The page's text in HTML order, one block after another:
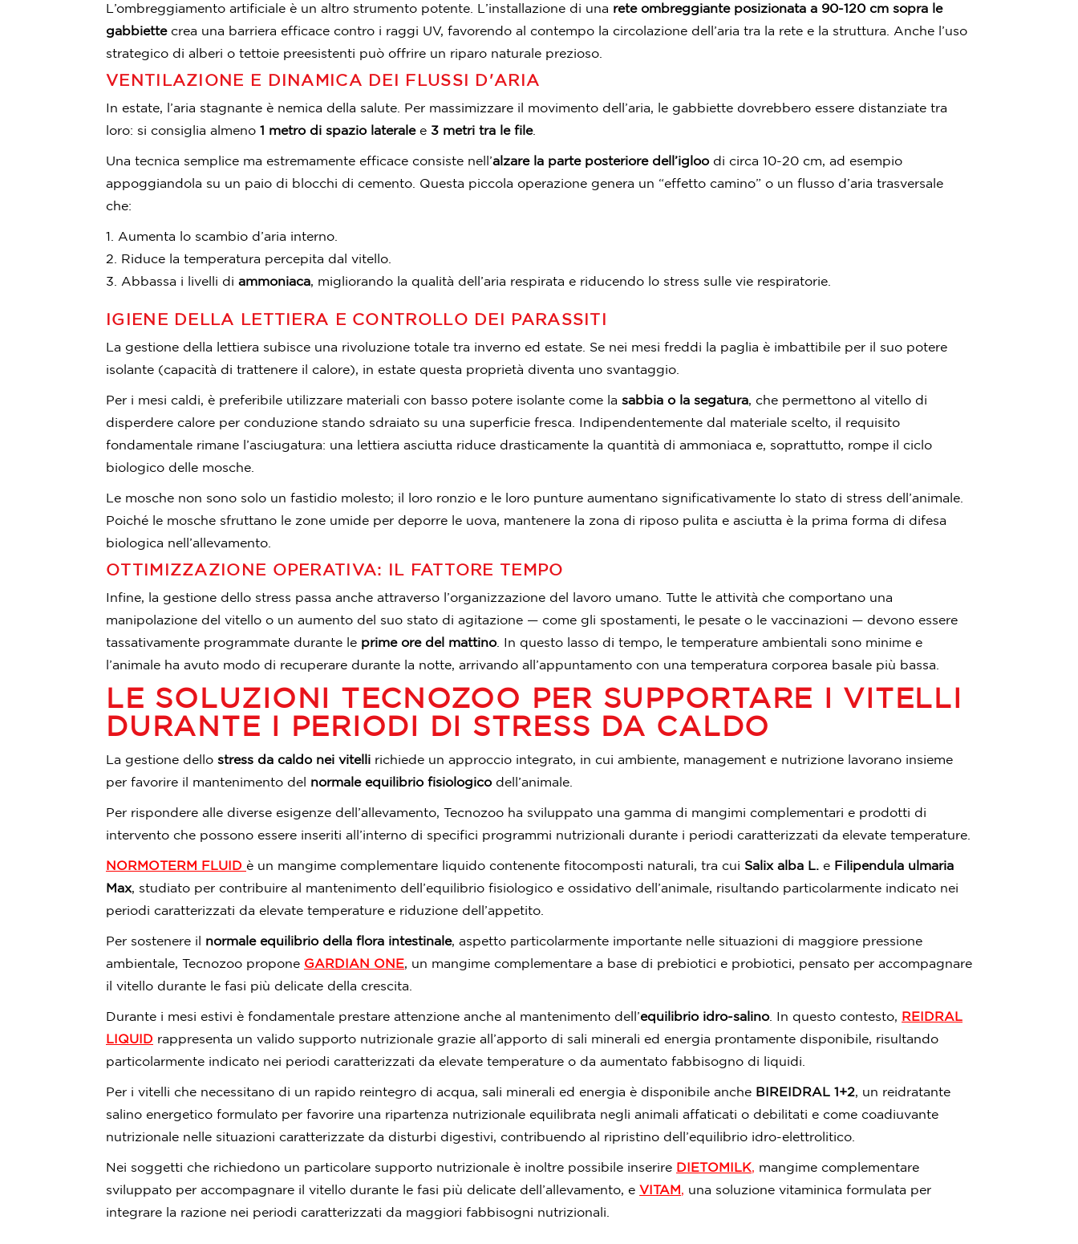
L’ombreggiamento artificiale è un altro strumento potente. L’installazione di una rete ombreggiante posizionata a 90-120 cm sopra le
gabbiettecrea una barriera efficace contro i raggi UV, favorendo al contempo la circolazione dell’aria tra la rete e la struttura. Anche l’uso
strategico di alberi o tettoie preesistenti può offrire un riparo naturale prezioso.
VENTILAZIONE E DINAMICA DEI FLUSSI D'ARIA
In estate, l’aria stagnante è nemica della salute. Per massimizzare il movimento dell’aria, le gabbiette dovrebbero essere distanziate tra
loro: si consiglia almeno 1 metro di spazio lateralee 3 metri tra le file.
Una tecnica semplice ma estremamente efficace consiste nell’alzare la parte posteriore dell’igloodi circa 10-20 cm, ad esempio
appoggiandola su un paio di blocchi di cemento. Questa piccola operazione genera un “effetto camino” o un flusso d’aria trasversale
che:
Aumenta lo scambio d’aria interno.
Riduce la temperatura percepita dal vitello.
Abbassa i livelli di ammoniaca, migliorando la qualità dell’aria respirata e riducendo lo stress sulle vie respiratorie.
IGIENE DELLA LETTIERA E CONTROLLO DEI PARASSITI
La gestione della lettiera subisce una rivoluzione totale tra inverno ed estate. Se nei mesi freddi la paglia è imbattibile per il suo potere
isolante (capacità di trattenere il calore), in estate questa proprietà diventa uno svantaggio.
Per i mesi caldi, è preferibile utilizzare materiali con basso potere isolante come la sabbia o la segatura, che permettono al vitello di
disperdere calore per conduzione stando sdraiato su una superficie fresca. Indipendentemente dal materiale scelto, il requisito
fondamentale rimane l’asciugatura: una lettiera asciutta riduce drasticamente la quantità di ammoniaca e, soprattutto, rompe il ciclo
biologico delle mosche.
Le mosche non sono solo un fastidio molesto; il loro ronzio e le loro punture aumentano significativamente lo stato di stress dell’animale.
Poiché le mosche sfruttano le zone umide per deporre le uova, mantenere la zona di riposo pulita e asciutta è la prima forma di difesa
biologica nell’allevamento.
OTTIMIZZAZIONE OPERATIVA: IL FATTORE TEMPO
Infine, la gestione dello stress passa anche attraverso l’organizzazione del lavoro umano. Tutte le attività che comportano una
manipolazione del vitello o un aumento del suo stato di agitazione — come gli spostamenti, le pesate o le vaccinazioni — devono essere
tassativamente programmate durante le prime ore del mattino. In questo lasso di tempo, le temperature ambientali sono minime e
l’animale ha avuto modo di recuperare durante la notte, arrivando all’appuntamento con una temperatura corporea basale più bassa.
LE SOLUZIONI TECNOZOO PER SUPPORTARE I VITELLI
DURANTE I PERIODI DI STRESS DA CALDO
La gestione dello stress da caldo nei vitelli richiede un approccio integrato, in cui ambiente, management e nutrizione lavorano insieme
per favorire il mantenimento del normale equilibrio fisiologicodell’animale.
Per rispondere alle diverse esigenze dell’allevamento, Tecnozoo ha sviluppato una gamma di mangimi complementari e prodotti di
intervento che possono essere inseriti all’interno di specifici programmi nutrizionali durante i periodi caratterizzati da elevate temperature.
NORMOTERM FLUID è un mangime complementare liquido contenente fitocomposti naturali, tra cui Salix alba L. e Filipendula ulmaria
Max, studiato per contribuire al mantenimento dell’equilibrio fisiologico e ossidativo dell’animale, risultando particolarmente indicato nei
periodi caratterizzati da elevate temperature e riduzione dell’appetito.
Per sostenere il normale equilibrio della flora intestinale, aspetto particolarmente importante nelle situazioni di maggiore pressione
ambientale, Tecnozoo propone GARDIAN ONE, un mangime complementare a base di prebiotici e probiotici, pensato per accompagnare
il vitello durante le fasi più delicate della crescita.
Durante i mesi estivi è fondamentale prestare attenzione anche al mantenimento dell’equilibrio idro-salino. In questo contesto, REIDRAL
LIQUID rappresenta un valido supporto nutrizionale grazie all’apporto di sali minerali ed energia prontamente disponibile, risultando
particolarmente indicato nei periodi caratterizzati da elevate temperature o da aumentato fabbisogno di liquidi.
Per i vitelli che necessitano di un rapido reintegro di acqua, sali minerali ed energia è disponibile anche BIREIDRAL 1+2, un reidratante
salino energetico formulato per favorire una ripartenza nutrizionale equilibrata negli animali affaticati o debilitati e come coadiuvante
nutrizionale nelle situazioni caratterizzate da disturbi digestivi, contribuendo al ripristino dell’equilibrio idro-elettrolitico.
Nei soggetti che richiedono un particolare supporto nutrizionale è inoltre possibile inserire DIETOMILK, mangime complementare
sviluppato per accompagnare il vitello durante le fasi più delicate dell’allevamento, e VITAM, una soluzione vitaminica formulata per
integrare la razione nei periodi caratterizzati da maggiori fabbisogni nutrizionali.